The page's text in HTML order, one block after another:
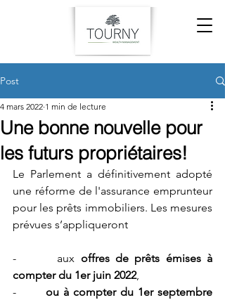
Post
Une bonne nouvelle pour
les futurs propriétaires!
4 mars 2022 1 min de lecture
Le Parlement a définitivement adopté
une réforme de l'assurance emprunteur
pour les prêts immobiliers. Les mesures
prévues s’appliqueront
-       aux offres de prêts émises à
compter du 1er juin 2022,
- ou à compter du 1er septembre